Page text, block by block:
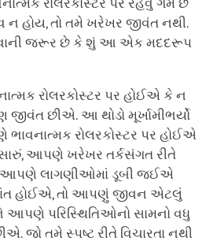
રોલરકોસ્ટર પર રહેવું ગમે છે
ન હોય, તો તમે ખરેખર જીવંત નથી.
જરૂર છે કે શું આ એક મદદરૂપ
રોલરકોસ્ટર પર હોઈએ કે ન
છીએ. આ થોડો મૂર્ખામીભર્યો
ભાવનાત્મક રોલરકોસ્ટર પર હોઈએ
આપણે ખરેખર તર્કસંગત રીતે
કે આપણે લાગણીઓમાં ડૂબી જઈએ
હોઈએ, તો આપણું જીવન એટલું
આપણે પરિસ્થિતિઓનો સામનો વધુ
જો તમે સ્પષ્ટ રીતે વિચારતા નથી